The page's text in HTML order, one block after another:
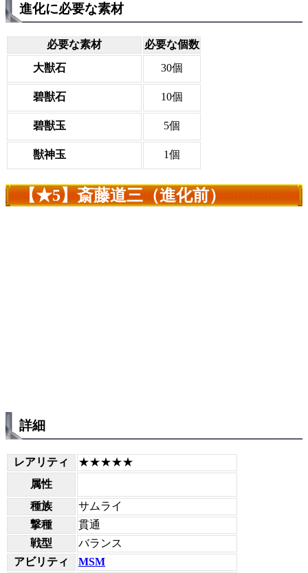
進化に必要な素材
必要な素材
必要な個数
大獣石
30個
碧獣石 10個
碧獣玉 5個
獣神玉 1個
【★5】斎藤道三（進化前）
詳細
レアリティ
★★★★★
属性
種族
サムライ
撃種
貫通
戦型
バランス
アビリティ
MSM